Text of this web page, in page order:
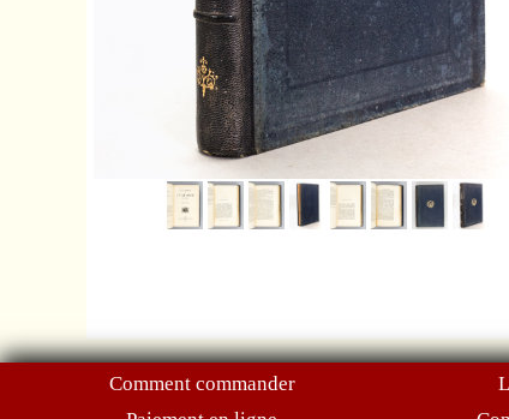
Comment commander